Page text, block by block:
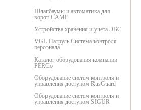
Шлагбаумы и автоматика для
ворот CAME
Устройства хранения и учета ЭВС
VGL Патруль Система контроля
персонала
Каталог оборудования компании
PERCo
Оборудование систем контроля и
управления доступом RusGuard
Оборудование систем контроля и
управления доступом SIGUR